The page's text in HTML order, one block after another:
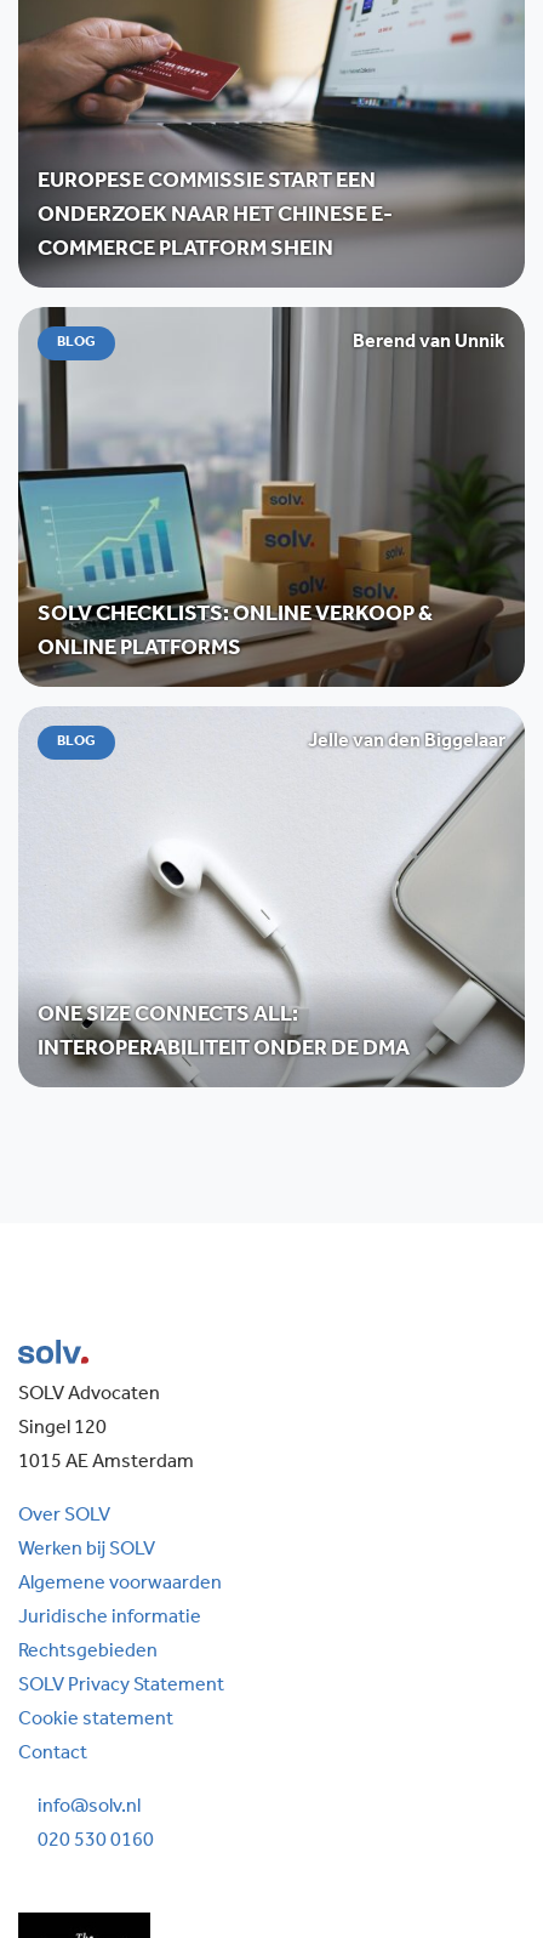
EUROPESE COMMISSIE START EEN
ONDERZOEK NAAR HET CHINESE E-
COMMERCE PLATFORM SHEIN
BLOG Berend van Unnik
SOLV CHECKLISTS: ONLINE VERKOOP &
ONLINE PLATFORMS
BLOG Jelle van den Biggelaar
ONE SIZE CONNECTS ALL:
INTEROPERABILITEIT ONDER DE DMA
SOLV Advocaten
Singel 120
1015 AE Amsterdam
Over SOLV
Werken bij SOLV
Algemene voorwaarden
Juridische informatie
Rechtsgebieden
SOLV Privacy Statement
Cookie statement
Contact
info@solv.nl
020 530 0160